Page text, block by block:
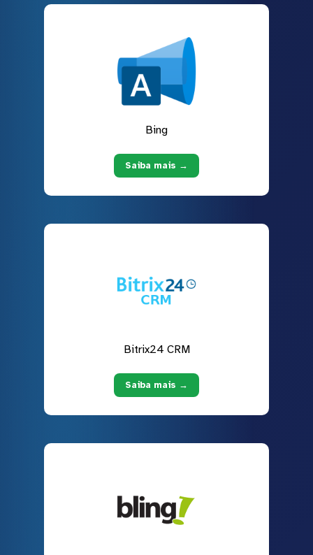
Bing
Saiba mais →
Bitrix24 CRM
Saiba mais →